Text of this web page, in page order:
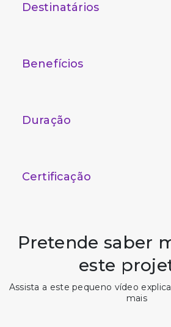
Destinatários
Benefícios
Duração
Certificação
Pretende saber
este
Assista a este pequeno vídeo
mais